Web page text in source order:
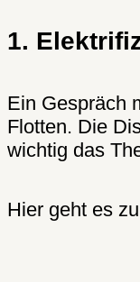
1.
Ein Gespräch
Flotten. Die
wichtig das
Hier geht es